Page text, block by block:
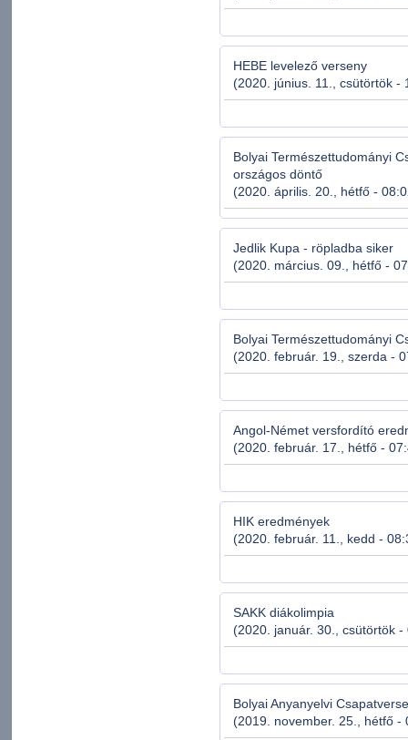
HEBE levelező verseny
(2020. június. 11., csütörtök -
Bolyai Természettudományi
országos döntő
(2020. április. 20., hétfő -
Jedlik Kupa - röpladba siker
(2020. március. 09., hétfő -
Bolyai Természettudományi
(2020. február. 19., szerda -
Angol-Német versfordító
(2020. február. 17., hétfő -
HIK eredmények
(2020. február. 11., kedd -
SAKK diákolimpia
(2020. január. 30., csütörtök -
Bolyai Anyanyelvi
(2019. november. 25., hétfő -